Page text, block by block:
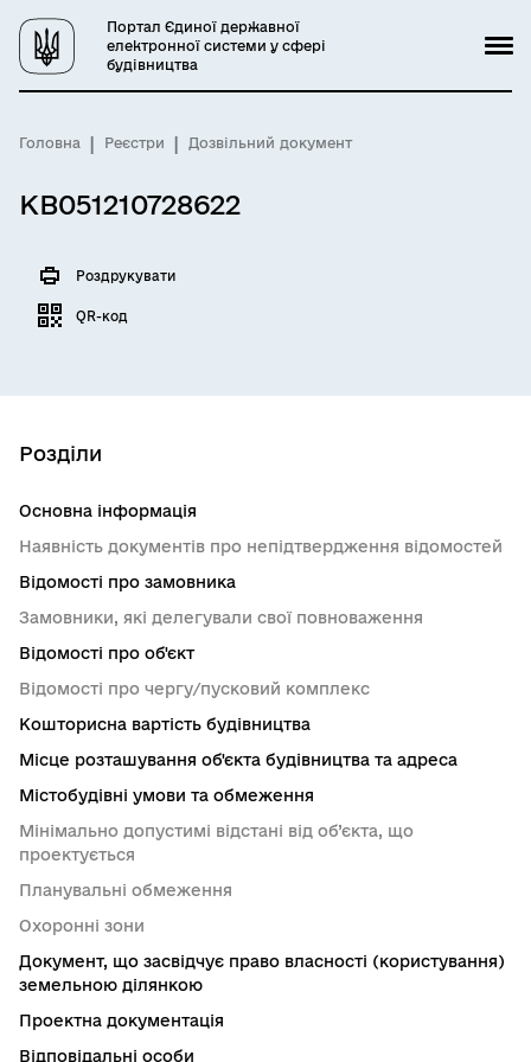
Портал Єдиної державної
електронної системи у сфері
будівництва
Головна Реєстри Дозвільний документ
КВ051210728622
Роздрукувати
QR-код
Розділи
Основна інформація
Наявність документів про непідтвердження відомостей
Відомості про замовника
Замовники, які делегували свої повноваження
Відомості про об'єкт
Відомості про чергу/пусковий комплекс
Кошторисна вартість будівництва
Місце розташування об'єкта будівництва та адреса
Містобудівні умови та обмеження
Мінімально допустимі відстані від об’єкта, що
проектується
Планувальні обмеження
Охоронні зони
Документ, що засвідчує право власності (користування)
земельною ділянкою
Проектна документація
Відповідальні особи